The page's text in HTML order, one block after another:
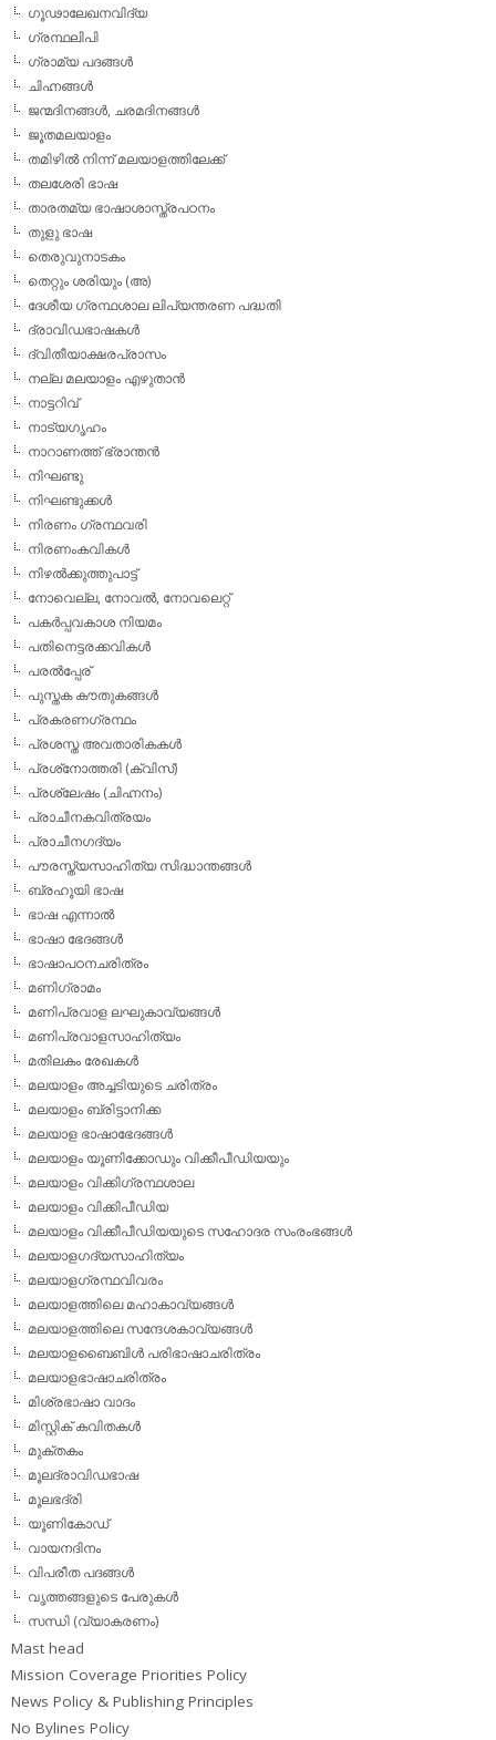
ഗൂഢാലേഖനവിദ്യ
ഗ്രന്ഥലിപി
ഗ്രാമ്യ പദങ്ങള്‍
ചിഹ്നങ്ങള്‍
ജന്മദിനങ്ങള്‍, ചരമദിനങ്ങള്‍
ജൂതമലയാളം
തമിഴില്‍ നിന്ന് മലയാളത്തിലേക്ക്
തലശേരി ഭാഷ
താരതമ്യ ഭാഷാശാസ്ത്രപഠനം
തുളു ഭാഷ
തെരുവുനാടകം
തെറ്റും ശരിയും (അ)
ദേശീയ ഗ്രന്ഥശാല ലിപ്യന്തരണ പദ്ധതി
ദ്രാവിഡഭാഷകള്‍
ദ്വിതീയാക്ഷരപ്രാസം
നല്ല മലയാളം എഴുതാന്‍
നാട്ടറിവ്
നാട്യഗൃഹം
നാറാണത്ത് ഭ്രാന്തന്‍
നിഘണ്ടു
നിഘണ്ടുക്കള്‍
നിരണം ഗ്രന്ഥവരി
നിരണംകവികള്‍
നിഴല്‍ക്കുത്തുപാട്ട്
നോവെല്ല, നോവല്‍, നോവലെറ്റ്
പകര്‍പ്പവകാശ നിയമം
പതിനെട്ടരക്കവികള്‍
പരല്‍പ്പേര്
പുസ്തക കൗതുകങ്ങള്‍
പ്രകരണഗ്രന്ഥം
പ്രശസ്ത അവതാരികകള്‍
പ്രശ്‌നോത്തരി (ക്വിസ്)
പ്രശ്ലേഷം (ചിഹ്നനം)
പ്രാചീനകവിത്രയം
പ്രാചീനഗദ്യം
പൗരസ്ത്യസാഹിത്യ സിദ്ധാന്തങ്ങള്‍
ബ്രഹൂയി ഭാഷ
ഭാഷ എന്നാല്‍
ഭാഷാ ഭേദങ്ങള്‍
ഭാഷാപഠനചരിത്രം
മണിഗ്രാമം
മണിപ്രവാള ലഘുകാവ്യങ്ങള്‍
മണിപ്രവാളസാഹിത്യം
മതിലകം രേഖകള്‍
മലയാളം അച്ചടിയുടെ ചരിത്രം
മലയാളം ബ്രിട്ടാനിക്ക
മലയാള ഭാഷാഭേദങ്ങള്‍
മലയാളം യൂണിക്കോഡും വിക്കീപീഡിയയും
മലയാളം വിക്കിഗ്രന്ഥശാല
മലയാളം വിക്കിപീഡിയ
മലയാളം വിക്കീപീഡിയയുടെ സഹോദര സംരംഭങ്ങള്‍
മലയാളഗദ്യസാഹിത്യം
മലയാളഗ്രന്ഥവിവരം
മലയാളത്തിലെ മഹാകാവ്യങ്ങള്‍
മലയാളത്തിലെ സന്ദേശകാവ്യങ്ങള്‍
മലയാളബൈബിള്‍ പരിഭാഷാചരിത്രം
മലയാളഭാഷാചരിത്രം
മിശ്രഭാഷാ വാദം
മിസ്റ്റിക് കവിതകള്‍
മുക്തകം
മൂലദ്രാവിഡഭാഷ
മൂലഭദ്രി
യൂണികോഡ്
വായനദിനം
വിപരീത പദങ്ങള്‍
വൃത്തങ്ങളുടെ പേരുകള്‍
സന്ധി (വ്യാകരണം)
Mast head
Mission Coverage Priorities Policy
News Policy & Publishing Principles
No Bylines Policy